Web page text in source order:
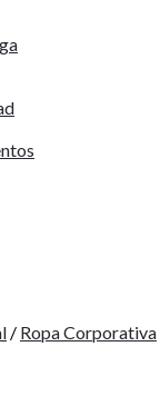
/ Ropa Corporativa